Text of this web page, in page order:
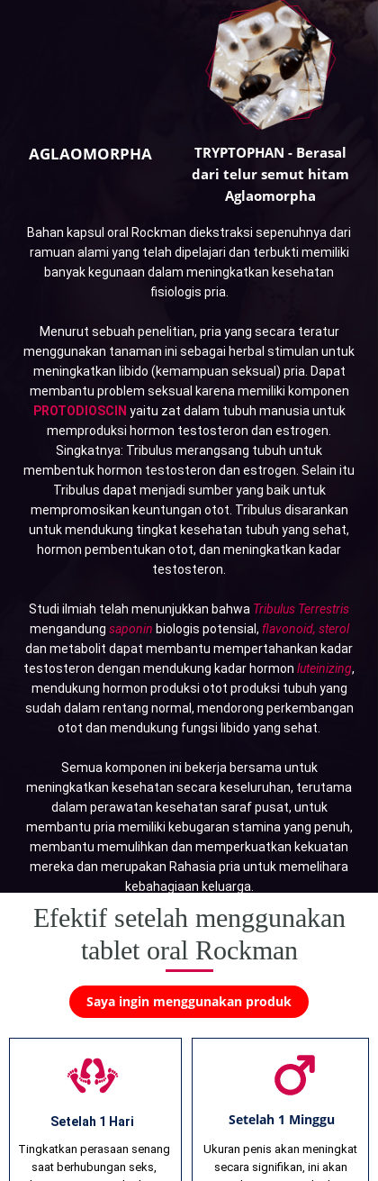
TRYPTOPHAN - Berasal
dari telur semut hitam
Aglaomorpha
AGLAOMORPHA
Bahan kapsul oral Rockman diekstraksi sepenuhnya dari
ramuan alami yang telah dipelajari dan terbukti memiliki
banyak kegunaan dalam meningkatkan kesehatan
fisiologis pria.
Menurut sebuah penelitian, pria yang secara teratur
menggunakan tanaman ini sebagai herbal stimulan untuk
meningkatkan libido (kemampuan seksual) pria. Dapat
membantu problem seksual karena memiliki komponen
PROTODIOSCIN yaitu zat dalam tubuh manusia untuk
memproduksi hormon testosteron dan estrogen.
Singkatnya: Tribulus merangsang tubuh untuk
membentuk hormon testosteron dan estrogen. Selain itu
Tribulus dapat menjadi sumber yang baik untuk
mempromosikan keuntungan otot. Tribulus disarankan
untuk mendukung tingkat kesehatan tubuh yang sehat,
hormon pembentukan otot, dan meningkatkan kadar
testosteron.
Studi ilmiah telah menunjukkan bahwa Tribulus Terrestris
mengandung saponin biologis potensial, flavonoid, sterol
dan metabolit dapat membantu mempertahankan kadar
testosteron dengan mendukung kadar hormon luteinizing,
mendukung hormon produksi otot produksi tubuh yang
sudah dalam rentang normal, mendorong perkembangan
otot dan mendukung fungsi libido yang sehat.
Semua komponen ini bekerja bersama untuk
meningkatkan kesehatan secara keseluruhan, terutama
dalam perawatan kesehatan saraf pusat, untuk
membantu pria memiliki kebugaran stamina yang penuh,
membantu memulihkan dan memperkuatkan kekuatan
mereka dan merupakan Rahasia pria untuk memelihara
kebahagiaan keluarga.
Efektif setelah menggunakan
tablet oral Rockman
Saya ingin menggunakan produk
Setelah 1 Hari
Tingkatkan perasaan senang
saat berhubungan seks,
Setelah 1 Minggu
Ukuran penis akan meningkat
secara signifikan, ini akan